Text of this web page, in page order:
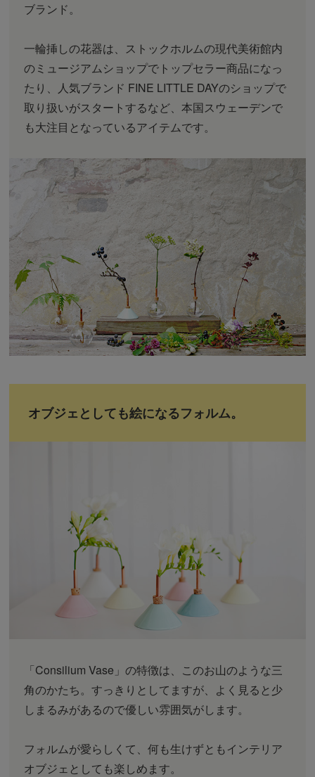
ブランド。
一輪挿しの花器は、ストックホルムの現代美術館内
のミュージアムショップでトップセラー商品になっ
たり、人気ブランド FINE LITTLE DAYのショップで
取り扱いがスタートするなど、本国スウェーデンで
も大注目となっているアイテムです。
オブジェとしても絵になるフォルム。
「Consilium Vase」の特徴は、このお山のような三
角のかたち。すっきりとしてますが、よく見ると少
しまるみがあるので優しい雰囲気がします。
フォルムが愛らしくて、何も生けずともインテリア
オブジェとしても楽しめます。